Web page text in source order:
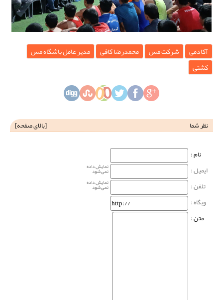
آکادمی شرکت مس محمدرضا کافی
مدیر عامل باشگاه مس
کشتی
نظر شما [بالای صفحه]
نام‌ :
ایمیل :
نمایش داده
نمی‌شود
تلفن : نمایش داده
نمی‌شود
وبگاه‌ :
متن :